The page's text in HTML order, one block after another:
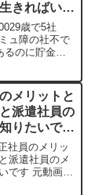
きればいい
ろゆき切り
歳で5社
ュ障の社不で
のに貯金は
ばいいと思い
動画編集の勉
登半島に最大
るよ、その4。
がら。
watch?
メリットと
派遣社員の
りたいです
き
社員のメリッ
派遣社員のメ
です 元動画：